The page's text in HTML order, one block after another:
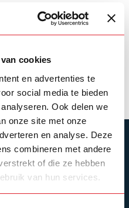
cookies
en advertenties te
social media te bieden
Ook delen we
onze site met onze
en analyse. Deze
combineren met andere
of die ze hebben
van hun services.
NIEUWSBRIEF
laatste acties